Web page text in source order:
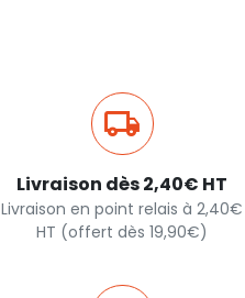
Livraison dès 2,40€ HT
Livraison en point relais à 2,40€
HT (offert dès 19,90€)